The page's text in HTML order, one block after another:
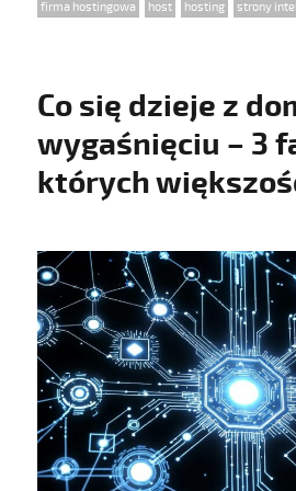
Tags
firma hostingowa host hosting strony
Co się dzieje z
wygaśnięciu – 3
których